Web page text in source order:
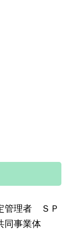
管理者 ＳＰ
同事業体